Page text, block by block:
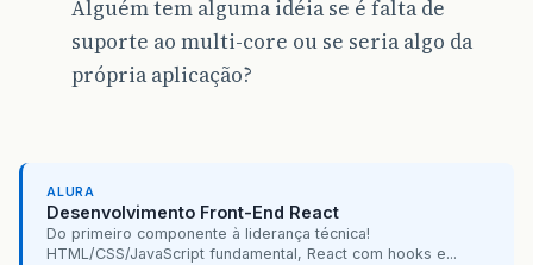
Alguém tem alguma idéia se é falta de
suporte ao multi-core ou se seria algo da
própria aplicação?
ALURA
Desenvolvimento Front-End React
Do primeiro componente à liderança técnica!
HTML/CSS/JavaScript fundamental, React com hooks e...